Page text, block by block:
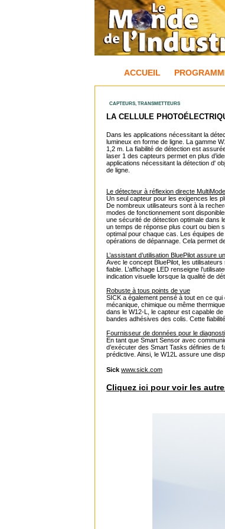
ACCUEIL
CAPTEURS, TRANSMETTEURS
LA CELLULE
Dans les applications nécessitant la
lumineux en forme de ligne. La gamme
1,2 m. La fiabilité de détection est
laser 1 des capteurs permet en plus
applications nécessitant la détection d'
de ligne.
Le détecteur à réflexion directe
Un seul capteur pour les exigences les
De nombreux utilisateurs sont à la
modes de fonctionnement sont
une sécurité de détection optimale dans
un temps de réponse plus court ou bien
optimal pour chaque cas. Les équipes
opérations de dépannage. Cela permet
L’assistant d’utilisation BluePilot assure
Avec le concept BluePilot, les
fiable. L’affichage LED renseigne
indication visuelle lorsque la qualité de
Robuste à tous points de vue
SICK a également pensé à tout en ce
mécanique, chimique ou même
dans le W12-L, le capteur est capable
bandes adhésives des colis. Cette
Fournisseur de données pour le
En tant que Smart Sensor avec
d’exécuter des Smart Tasks définies de
prédictive. Ainsi, le W12L assure une
Sick www.sick.com
Cliquez ici pour voir les